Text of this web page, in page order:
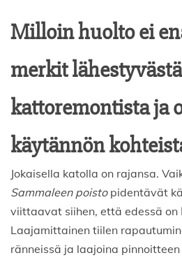
Milloin huolto ei
merkit lähestyvästä
kattoremontista ja
käytännön
Jokaisella katolla on rajansa.
Sammaleen poistopidentävät
viittaavat siihen, että edessä on
Laajamittainen tiilen
ränneissä ja laajoina